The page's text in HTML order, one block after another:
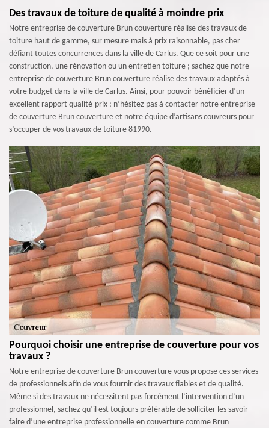
Des travaux de toiture de qualité à moindre prix
Notre entreprise de couverture Brun couverture réalise des travaux de
toiture haut de gamme, sur mesure mais à prix raisonnable, pas cher
défiant toutes concurrences dans la ville de Carlus. Que ce soit pour une
construction, une rénovation ou un entretien toiture ; sachez que notre
entreprise de couverture Brun couverture réalise des travaux adaptés à
votre budget dans la ville de Carlus. Ainsi, pour pouvoir bénéficier d’un
excellent rapport qualité-prix ; n’hésitez pas à contacter notre entreprise
de couverture Brun couverture et notre équipe d’artisans couvreurs pour
s’occuper de vos travaux de toiture 81990.
Pourquoi choisir une entreprise de couverture pour vos
travaux ?
Notre entreprise de couverture Brun couverture vous propose ces services
de professionnels afin de vous fournir des travaux fiables et de qualité.
Même si des travaux ne nécessitent pas forcément l’intervention d’un
professionnel, sachez qu’il est toujours préférable de solliciter les savoir-
faire d’une entreprise professionnelle en couverture comme Brun